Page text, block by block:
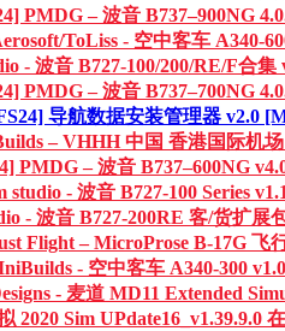
PMDG – 波音 B737–900NG
ToLiss - 空中客车 A340-
- 波音 B727-100/200/RE/F合集
PMDG – 波音 B737–700NG
导航数据安装管理器 v2.0
– VHHH 中国 香港国际机场
PMDG – 波音 B737–600NG
studio - 波音 B727-100 Series
- 波音 B727-200RE 客/货扩展
Flight – MicroProse B-17G 飞
- 空中客车 A340-300
- 麦道 MD11 Extended
2020 Sim UPdate16_v1.39.9.0